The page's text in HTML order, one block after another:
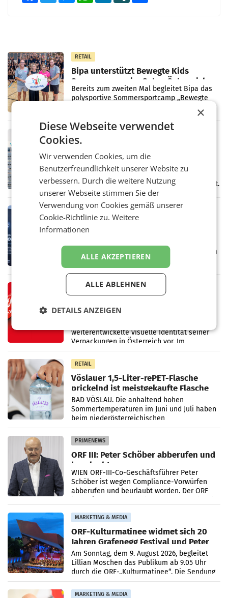
RETAIL
Bipa unterstützt Bewegte Kids
Sommercamps im Osten Österreichs
Bereits zum zweiten Mal begleitet Bipa das
polysportive Sommersportcamp „Bewegte
Unternehmen Kinder sowie
erstes Quartal und steigert EBITDA
Der voestalpine-Konzern hat im 1. Quartal
Juni 2026) ein solides Ergebnis erwirtschaftet.
Der Umsatz stieg im Vergleich zur
Vorjahresperiode
RETAIL
Cool“ auf den Markt
der Firma Feygenblatt FloGu OG einen neuen
Kühl- und Regenerations-Spray auf den
Markt. Das Produkt namens „Keep Cool“ ist zu
RETAIL
weiterentwickelte visuelle
weiterentwickelte visuelle Identität seiner
Verpackungen in Österreich vor. Im
Mittelpunkt des Redesigns stehen zentrale
Gestaltungselemente
RETAIL
Vöslauer 1,5-Liter-rePET-Flasche
prickelnd ist meistgekaufte Flasche
Österreichs
BAD VÖSLAU. Die anhaltend hohen
Sommertemperaturen im Juni und Juli haben
beim niederösterreichischen
Getränkehersteller Vöslauer zu deutlichen
Absatzzuwächsen geführt. Während
PRIMENEWS
ORF III: Peter Schöber abberufen und
beurlaubt
WIEN ORF-III-Co-Geschäftsführer Peter
Schöber ist wegen Compliance-Vorwürfen
abberufen und beurlaubt worden. Der ORF
MARKETING & MEDIA
ORF-Kulturmatinee widmet sich 20
Jahren Grafenegg Festival und Peter
Simonischek
Am Sonntag, dem 9. August 2026, begleitet
Lillian Moschen das Publikum ab 9.05 Uhr
durch die ORF-„Kulturmatinee“. Die Sendung
startet mit der Dokumentation „20 Jahre
Grafenegg
MARKETING & MEDIA
×
Diese Webseite verwendet
Cookies.
Wir verwenden Cookies, um die
Benutzerfreundlichkeit unserer Website zu
verbessern. Durch die weitere Nutzung
unserer Webseite stimmen Sie der
Verwendung von Cookies gemäß unserer
Cookie-Richtlinie zu.Weitere
Informationen
ALLE AKZEPTIEREN
ALLE ABLEHNEN
DETAILS ANZEIGEN